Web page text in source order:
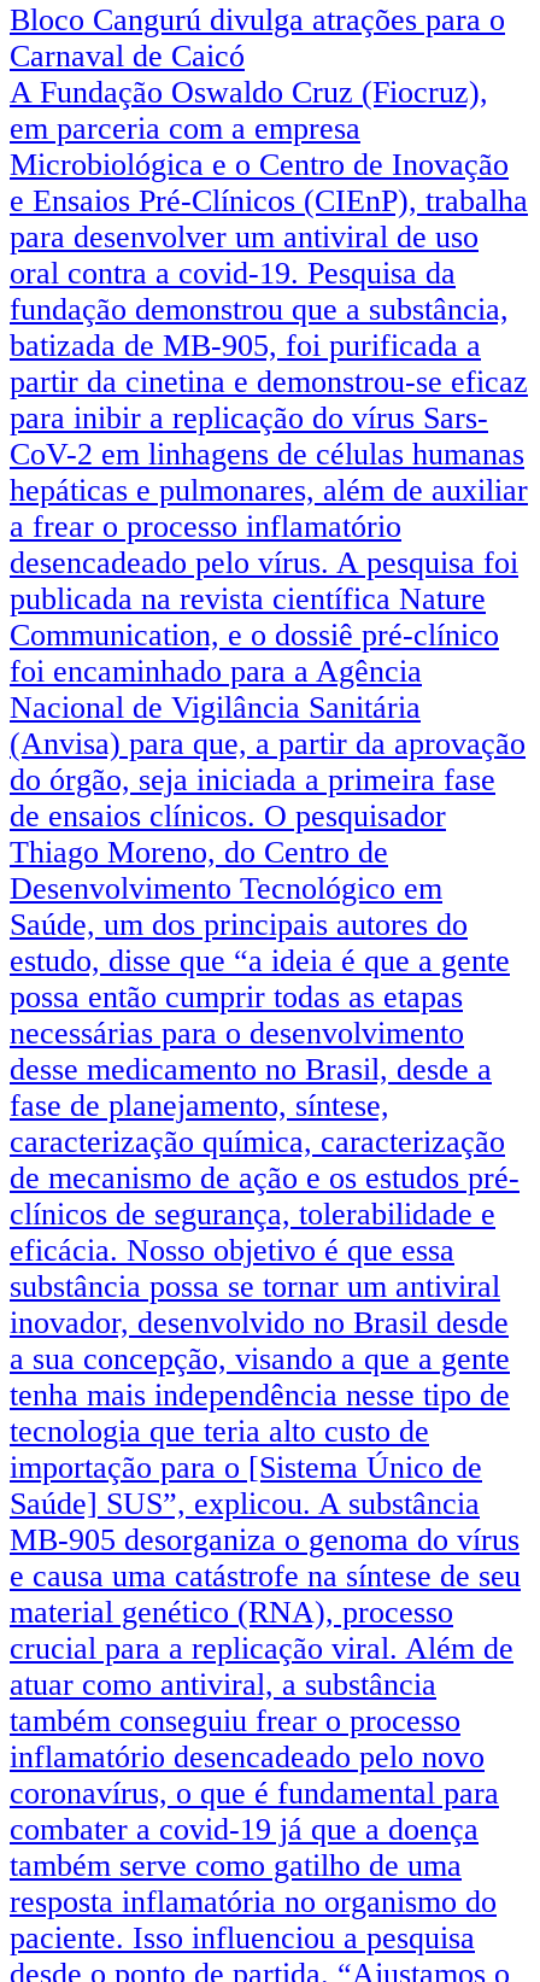
Bloco Cangurú divulga atrações para o
Carnaval de Caicó
A Fundação Oswaldo Cruz (Fiocruz),
em parceria com a empresa
Microbiológica e o Centro de Inovação
e Ensaios Pré-Clínicos (CIEnP), trabalha
para desenvolver um antiviral de uso
oral contra a covid-19. Pesquisa da
fundação demonstrou que a substância,
batizada de MB-905, foi purificada a
partir da cinetina e demonstrou-se eficaz
para inibir a replicação do vírus Sars-
CoV-2 em linhagens de células humanas
hepáticas e pulmonares, além de auxiliar
a frear o processo inflamatório
desencadeado pelo vírus. A pesquisa foi
publicada na revista científica Nature
Communication, e o dossiê pré-clínico
foi encaminhado para a Agência
Nacional de Vigilância Sanitária
(Anvisa) para que, a partir da aprovação
do órgão, seja iniciada a primeira fase
de ensaios clínicos. O pesquisador
Thiago Moreno, do Centro de
Desenvolvimento Tecnológico em
Saúde, um dos principais autores do
estudo, disse que “a ideia é que a gente
possa então cumprir todas as etapas
necessárias para o desenvolvimento
desse medicamento no Brasil, desde a
fase de planejamento, síntese,
caracterização química, caracterização
de mecanismo de ação e os estudos pré-
clínicos de segurança, tolerabilidade e
eficácia. Nosso objetivo é que essa
substância possa se tornar um antiviral
inovador, desenvolvido no Brasil desde
a sua concepção, visando a que a gente
tenha mais independência nesse tipo de
tecnologia que teria alto custo de
importação para o [Sistema Único de
Saúde] SUS”, explicou. A substância
MB-905 desorganiza o genoma do vírus
e causa uma catástrofe na síntese de seu
material genético (RNA), processo
crucial para a replicação viral. Além de
atuar como antiviral, a substância
também conseguiu frear o processo
inflamatório desencadeado pelo novo
coronavírus, o que é fundamental para
combater a covid-19 já que a doença
também serve como gatilho de uma
resposta inflamatória no organismo do
paciente. Isso influenciou a pesquisa
desde o ponto de partida. “Ajustamos o